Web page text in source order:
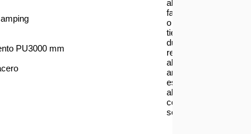
PU3000 mm
alguna
falla
o
tienes
dudas
respecto
al
armado
escríbenos
al
correo